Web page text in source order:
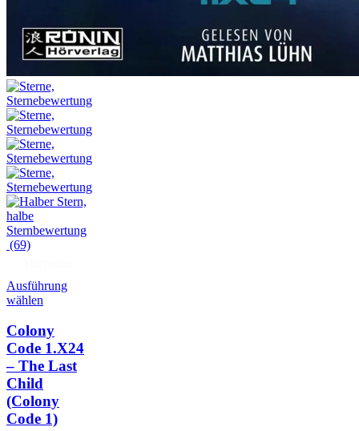
(69)
Ausführung
wählen
Colony
Code 1.X24
– The Last
Child
(Colony
Code 1)